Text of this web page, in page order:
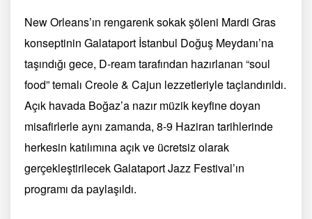
New Orleans’ın rengarenk sokak şöleni Mardi Gras
konseptinin Galataport İstanbul Doğuş Meydanı’na
taşındığı gece, D-ream tarafından hazırlanan “soul
food” temalı Creole & Cajun lezzetleriyle taçlandırıldı.
Açık havada Boğaz’a nazır müzik keyfine doyan
misafirlerle aynı zamanda, 8-9 Haziran tarihlerinde
herkesin katılımına açık ve ücretsiz olarak
gerçekleştirilecek Galataport Jazz Festival’ın
programı da paylaşıldı.